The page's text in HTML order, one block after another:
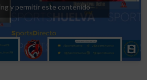
y permitir este contenido